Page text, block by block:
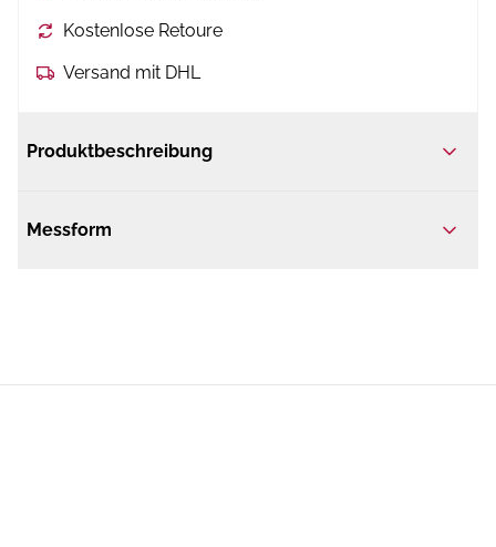
Kostenlose Retoure
Versand mit DHL
Produktbeschreibung
Messform